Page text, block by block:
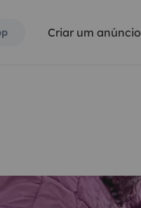
Criar um anúncio